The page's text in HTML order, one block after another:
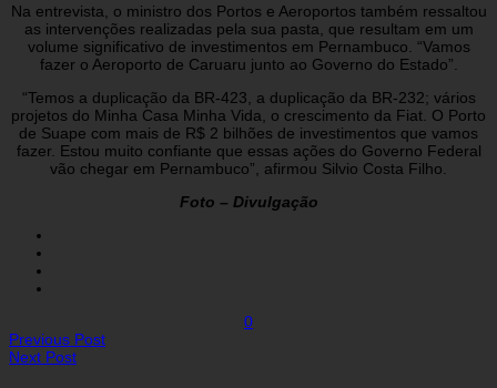
Na entrevista, o ministro dos Portos e Aeroportos também ressaltou
as intervenções realizadas pela sua pasta, que resultam em um
volume significativo de investimentos em Pernambuco. “Vamos
fazer o Aeroporto de Caruaru junto ao Governo do Estado”.
“Temos a duplicação da BR-423, a duplicação da BR-232; vários
projetos do Minha Casa Minha Vida, o crescimento da Fiat. O Porto
de Suape com mais de R$ 2 bilhões de investimentos que vamos
fazer. Estou muito confiante que essas ações do Governo Federal
vão chegar em Pernambuco”, afirmou Silvio Costa Filho.
Foto – Divulgação
0
Previous Post
Next Post